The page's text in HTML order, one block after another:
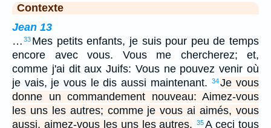
Contexte
Jean 13
… 33 Mes petits enfants, je suis pour peu de temps
encore avec vous. Vous me chercherez; et,
comme j'ai dit aux Juifs: Vous ne pouvez venir où
je vais, je vous le dis aussi maintenant.
34Je vous
donne un commandement nouveau: Aimez-vous
les uns les autres; comme je vous ai aimés, vous
aussi, aimez-vous les uns les autres.
35A ceci tous